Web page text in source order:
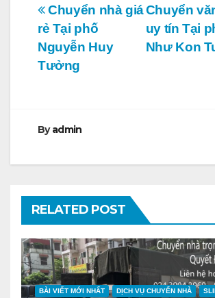
Điều
hướng
bài
Chuyển
uy tín Tại
Như Kon
Chuyển nhà giá
rẻ Tại phố
Nguyễn Huy
Tưởng
Byadmin
RELATED POST
BÀI VIẾT MỚI NHẤT DỊCH VỤ CHUYỂN NHÀ